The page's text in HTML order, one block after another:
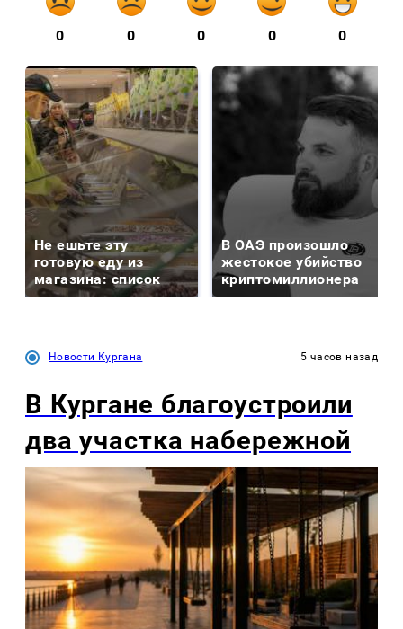
0 0 0 0 0
Не ешьте эту
готовую еду из
магазина: список
В ОАЭ произошло
жестокое убийство
криптомиллионера
Новости Кургана 5 часов назад
В Кургане благоустроили
два участка набережной